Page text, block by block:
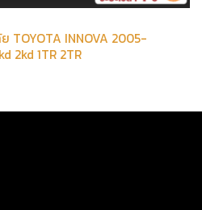
TOYOTA INNOVA 2005-
2kd 1TR 2TR